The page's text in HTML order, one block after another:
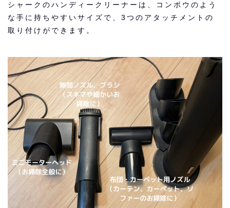
シャークのハンディークリーナーは、コンボウのよう
な手に持ちやすいサイズで、3つのアタッチメントの
取り付けができます。